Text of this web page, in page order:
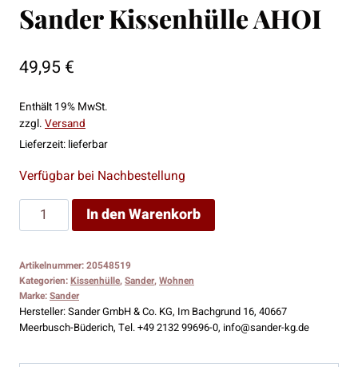
Sander Kissenhülle AHOI
49,95 €
Enthält 19% MwSt.
zzgl. Versand
Lieferzeit: lieferbar
Verfügbar bei Nachbestellung
Sander
Kissenhülle
Menge
In den Warenkorb
Artikelnummer:20548519
Kategorien:Kissenhülle,Sander,Wohnen
Marke:Sander
Hersteller:Sander GmbH & Co. KG, Im Bachgrund 16, 40667
Meerbusch-Büderich, Tel. +49 2132 99696-0, info@sander-kg.de